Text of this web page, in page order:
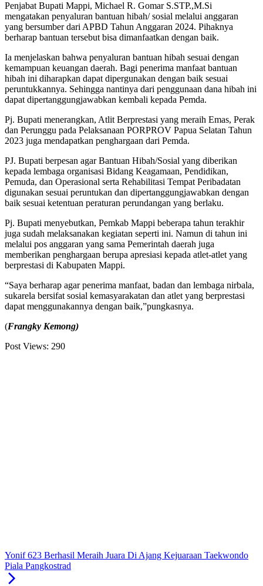
Penjabat Bupati Mappi, Michael R. Gomar S.STP.,M.Si
mengatakan penyaluran bantuan hibah/ sosial melalui anggaran
yang bersumber dari APBD Tahun Anggaran 2024. Pihaknya
berharap bantuan tersebut bisa dimanfaatkan dengan baik.
Ia menjelaskan bahwa penyaluran bantuan hibah sesuai dengan
kemampuan keuangan daerah. Bagi penerima manfaat bantuan
hibah ini diharapkan dapat dipergunakan dengan baik sesuai
peruntukkannya. Sehingga nantinya dari penggunaan dana hibah ini
dapat dipertanggungjawabkan kembali kepada Pemda.
Pj. Bupati menerangkan, Atlit Berprestasi yang meraih Emas, Perak
dan Perunggu pada Pelaksanaan PORPROV Papua Selatan Tahun
2023 juga mendapatkan penghargaan dari Pemda.
PJ. Bupati berpesan agar Bantuan Hibah/Sosial yang diberikan
kepada lembaga organisasi Bidang Keagamaan, Pendidikan,
Pemuda, dan Operasional serta Rehabilitasi Tempat Peribadatan
digunakan sesuai peruntukan dan dipertanggungjawabkan dengan
baik sesuai ketentuan peraturan perundangan yang berlaku.
Pj. Bupati menyebutkan, Pemkab Mappi beberapa tahun terakhir
juga sudah melaksanakan kegiatan seperti ini. Namun di tahun ini
melalui pos anggaran yang sama Pemerintah daerah juga
memberikan penghargaan berupa apresiasi kepada atlet-atlet yang
berprestasi di Kabupaten Mappi.
“Saya berharap agar penerima manfaat, badan dan lembaga nirbala,
sukarela bersifat sosial kemasyarakatan dan atlet yang berprestasi
dapat menggunakannya dengan baik,”pungkasnya.
(Frangky Kemong)
Post Views: 290
Yonif 623 Berhasil Meraih Juara Di Ajang Kejuaraan Taekwondo
Piala Pangkostrad